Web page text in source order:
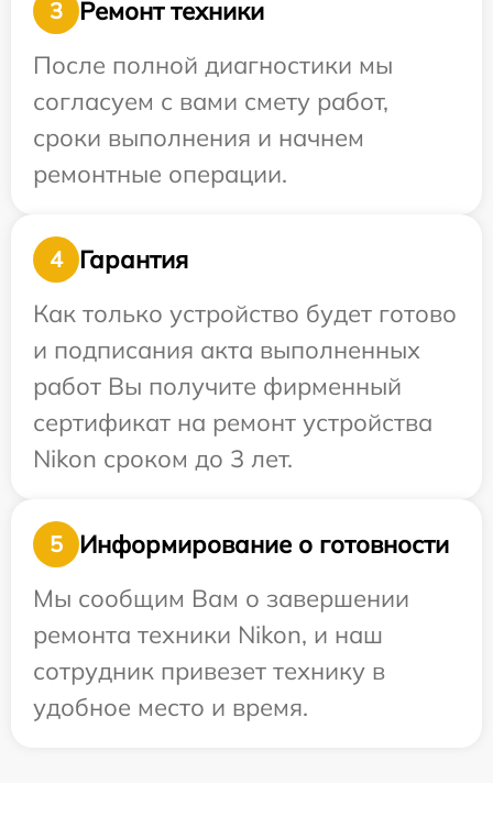
3
Ремонт техники
После полной диагностики мы
согласуем с вами смету работ,
сроки выполнения и начнем
ремонтные операции.
4
Гарантия
Как только устройство будет готово
и подписания акта выполненных
работ Вы получите фирменный
сертификат на ремонт устройства
Nikon сроком до 3 лет.
5
Информирование о готовности
Мы сообщим Вам о завершении
ремонта техники Nikon, и наш
сотрудник привезет технику в
удобное место и время.